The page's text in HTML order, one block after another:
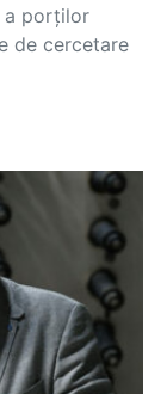
a porților
de cercetare